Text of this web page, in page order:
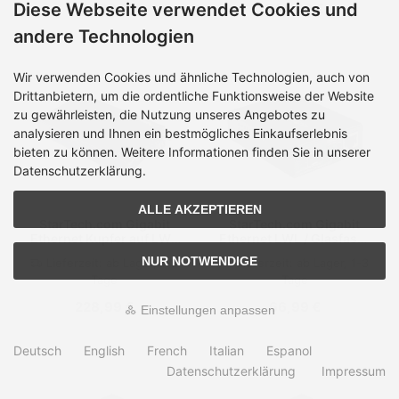
91,99 € 244,99 €
ab Lager, 1-3
Tage
228,99 €
- 1000 Mbit/s Multimode
Gigabit Ethernet
Medienkonverter - GigE
100Base-TX, 1000Base-
T - RJ-45 / SFP (mini-
GBIC)
Lieferzeit:
Tage
66,99 €
Diese Webseite verwendet Cookies und
andere Technologien
Wir verwenden Cookies und ähnliche Technologien, auch von
Drittanbietern, um die ordentliche Funktionsweise der Website
zu gewährleisten, die Nutzung unseres Angebotes zu
analysieren und Ihnen ein bestmögliches Einkaufserlebnis
bieten zu können. Weitere Informationen finden Sie in unserer
Datenschutzerklärung.
ALLE AKZEPTIEREN
NUR NOTWENDIGE
Einstellungen anpassen
Deutsch English French Italian
Espanol
Datenschutzerklärung
Impressum